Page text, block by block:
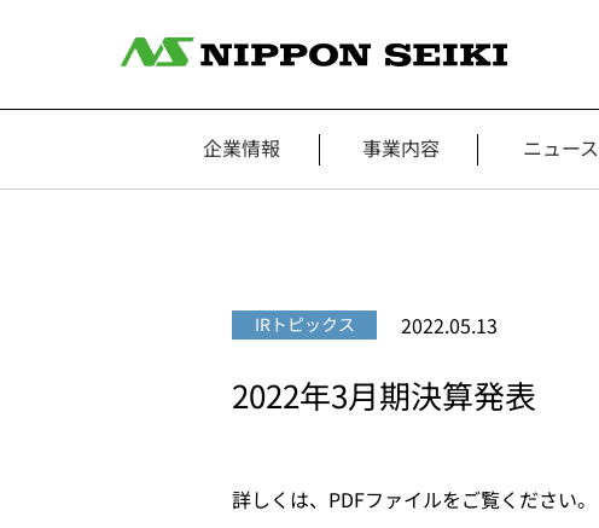
企業情報 事業内容 ニュース
IRトピックス 2022.05.13
2022年3月期決算発表
詳しくは、PDFファイルをご覧ください。